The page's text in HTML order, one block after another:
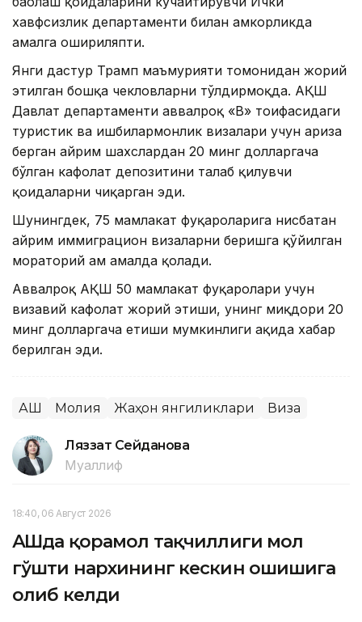
хавфсизлик департаменти билан ҳамкорликда
амалга ошириляпти.
Янги дастур Трамп маъмурияти томонидан жорий
этилган бошқа чекловларни тўлдирмоқда. АҚШ
Давлат департаменти аввалроқ «B» тоифасидаги
туристик ва ишбилармонлик визалари учун ариза
берган айрим шахслардан 20 минг долларгача
бўлган кафолат депозитини талаб қилувчи
қоидаларни чиқарган эди.
Шунингдек, 75 мамлакат фуқароларига нисбатан
айрим иммиграцион визаларни беришга қўйилган
мораторий ҳам амалда қолади.
Аввалроқ АҚШ 50 мамлакат фуқаролари учун
визавий кафолат жорий этиши, унинг миқдори 20
минг долларгача етиши мумкинлиги ҳақида хабар
берилган эди.
АҚШ Молия Жаҳон янгиликлари Виза
Ляззат Сейданова
Муаллиф
18:40, 06 Август 2026
АҚШда қорамол тақчиллиги мол
гўшти нархининг кескин ошишига
олиб келди